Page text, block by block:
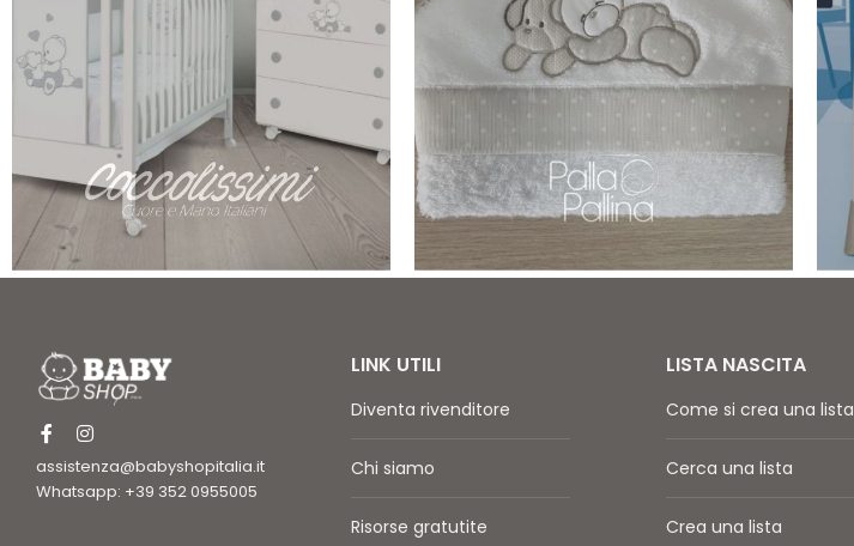
assistenza@babyshopitalia.it
Whatsapp: +39 352 0955005
LINK UTILI
Diventa rivenditore
Chi siamo
Risorse gratutite
LISTA NASCITA
Come si crea una lista
Cerca una lista
Crea una lista